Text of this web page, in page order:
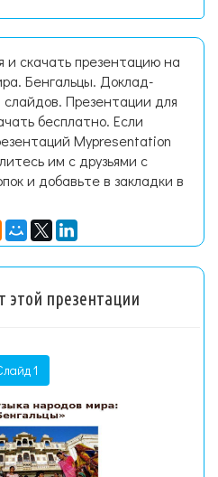
скачать презентацию на
Бенгальцы. Доклад-
Презентации для
бесплатно. Если
Mypresentation
им с друзьями с
и добавьте в закладки в
этой презентации
1